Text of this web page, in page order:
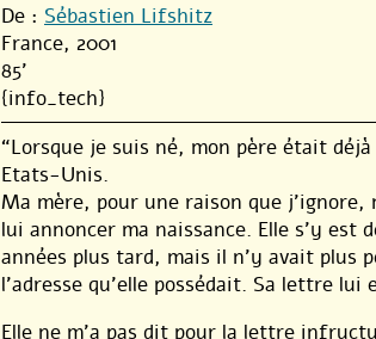
De : Sébastien Lifshitz
France, 2001
85'
{info_tech}
“Lorsque je suis né, mon père était
Etats-Unis.
Ma mère, pour une raison que j’ignore,
lui annoncer ma naissance. Elle s’y est
années plus tard, mais il n’y avait plus
l’adresse qu’elle possédait. Sa lettre lui
Elle ne m’a pas dit pour la lettre